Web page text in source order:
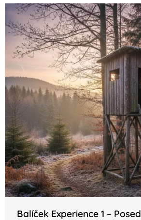
Balíček Experience 1 – Posed